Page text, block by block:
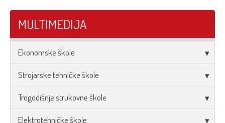
MULTIMEDIJA
Ekonomske škole
Strojarske tehničke škole
Trogodišnje strukovne škole
Elektrotehničke škole